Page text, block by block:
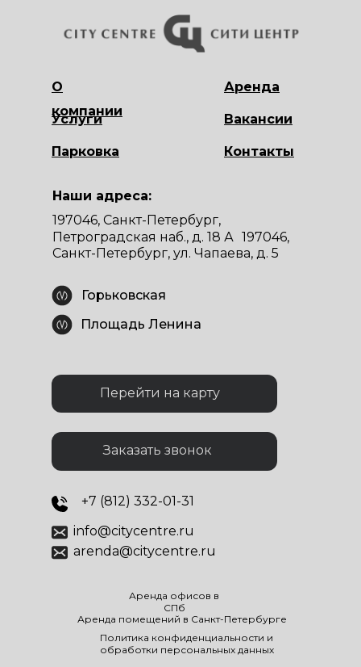
Аренда помещений в Санкт-Петербурге
Аренда офисов в
СПб
Политика конфиденциальности и
обработки персональных данных
Наши адреса:
197046, Санкт-Петербург,
Петроградская наб., д. 18 А 197046,
Санкт-Петербург, ул. Чапаева, д. 5
+7 (812) 332-01-31
info@citycentre.ru
arenda@citycentre.ru
Аренда
Услуги
О
компании
Парковка Контакты
Вакансии
Горьковская
Площадь Ленина
Заказать звонок
Перейти на карту